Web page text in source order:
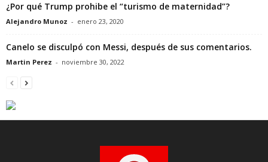
¿Por qué Trump prohibe el “turismo de maternidad”?
Alejandro Munoz - enero 23, 2020
Canelo se disculpó con Messi, después de sus comentarios.
Martin Perez - noviembre 30, 2022